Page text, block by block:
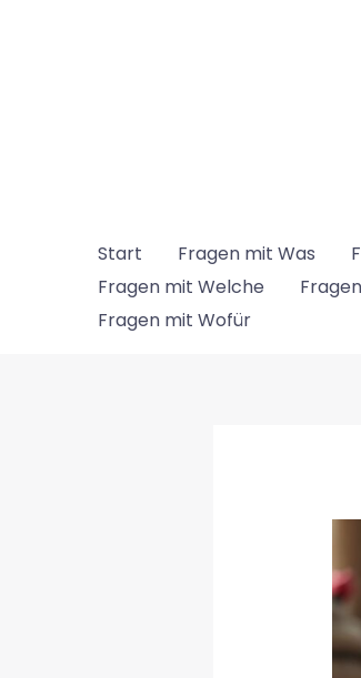
Start Fragen mit Was
Fragen mit Welche
Fragen mit Wofür